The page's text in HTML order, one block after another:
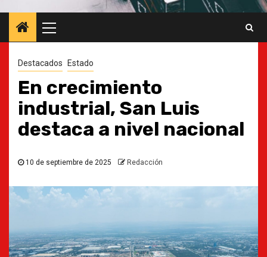
principal
Destacados Estado
En crecimiento
industrial, San Luis
destaca a nivel nacional
10 de septiembre de 2025 Redacción